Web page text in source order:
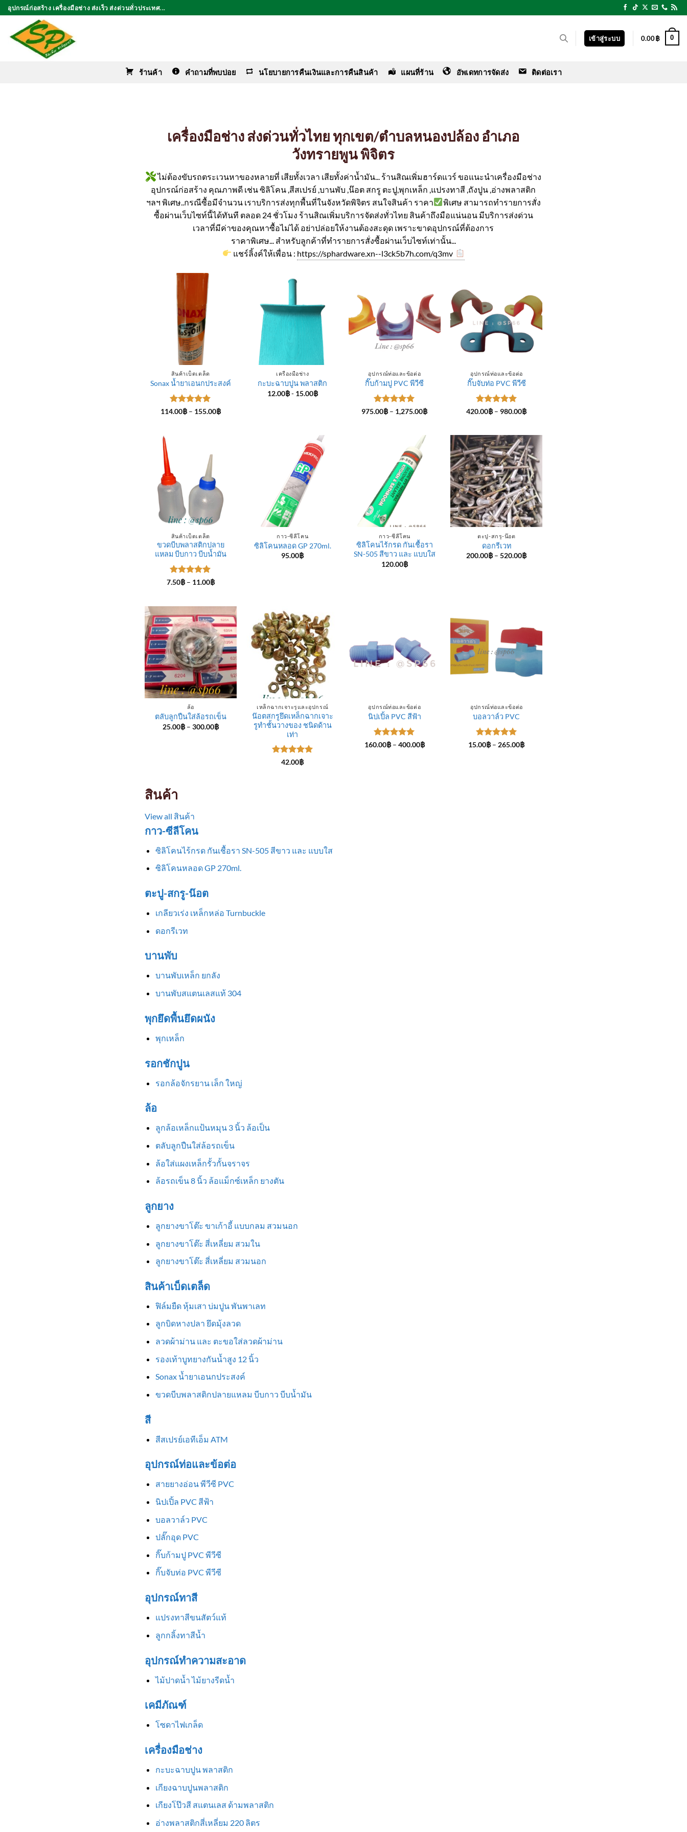
ข้าม
ไป
เนื้อหา
อุปกรณ์ก่อสร้าง เครื่องมือช่าง ส่งเร็ว ส่งด่วนทั่วประเทศ...
เข้าสู่ระบบ 0.00฿ 0
ร้านค้า คำถามที่พบบ่อย นโยบายการคืนเงินและการคืนสินค้า แผนที่ร้าน อัพเดทการจัดส่ง ติดต่อเรา
เครื่องมือช่าง ส่งด่วนทั่วไทย ทุกเขต/ตำบลหนองปล้อง อำเภอ
วังทรายพูน พิจิตร
ไม่ต้องขับรถตระเวนหาของหลายที่ เสียทั้งเวลา เสียทั้งค่าน้ำมัน... ร้านสิณเพิ่มฮาร์ดแวร์ ขอแนะนำเครื่องมือช่าง
อุปกรณ์ก่อสร้าง คุณภาพดี เช่น ซิลิโคน ,สีสเปรย์ ,บานพับ ,น๊อต สกรู ตะปู,พุกเหล็ก ,แปรงทาสี ,ถังปูน ,อ่างพลาสติก
ฯลฯ พิเศษ..กรณีซื้อมีจำนวน เราบริการส่งทุกพื้นที่ในจังหวัดพิจิตร สนใจสินค้า ราคา
พิเศษ สามารถทำรายการสั่ง
ซื้อผ่านเว็บไซท์นี้ได้ทันที ตลอด 24 ชั่วโมง ร้านสิณเพิ่มบริการจัดส่งทั่วไทย สินค้าถึงมือแน่นอน มีบริการส่งด่วน
เวลาที่มีค่าของคุณหาซื้อไม่ได้ อย่าปล่อยให้งานต้องสะดุด เพราะขาดอุปกรณ์ที่ต้องการ
ราคาพิเศษ... สำหรับลูกค้าที่ทำรายการสั่งซื้อผ่านเว็บไซท์เท่านั้น...
แชร์ลิ้งค์ให้เพื่อน : https://sphardware.xn--l3ck5b7h.com/q3mv
สินค้าเบ็ดเตล็ด
Sonax น้ำยาเอนกประสงค์
ให้คะแนน
114.00฿ – 155.00฿Price
เครื่องมือช่าง
กะบะฉาบปูน พลาสติก
12.00฿- 15.00฿
อุปกรณ์ท่อและข้อต่อ
กิ๊บก้ามปู PVC พีวีซี
ให้คะแนน
975.00฿ – 1,275.00฿Price
1,275.00฿
อุปกรณ์ท่อและข้อต่อ
กิ๊บจับท่อ PVC พีวีซี
ให้คะแนน
420.00฿ – 980.00฿Price
980.00฿
สินค้าเบ็ดเตล็ด
ขวดบีบพลาสติกปลาย
แหลม บีบกาว บีบน้ำมัน
ให้คะแนน
7.50฿ – 11.00฿Price
11.00฿
กาว-ซีลีโคน
ซิลิโคนหลอด GP 270ml.
95.00฿
กาว-ซีลีโคน
ซิลิโคนไร้กรด กันเชื้อรา
SN-505 สีขาว และ แบบใส
120.00฿
ตะปู-สกรู-น๊อต
ดอกรีเวท
200.00฿ – 520.00฿Price
ล้อ
ตลับลูกปืนใส่ล้อรถเข็น
25.00฿ – 300.00฿Price
เหล็กฉากเจาะรูและอุปกรณ์
น๊อตสกรูยึดเหล็กฉากเจาะ
รูทำชั้นวางของ ชนิดด้าน
เท่า
ให้คะแนน
42.00฿
อุปกรณ์ท่อและข้อต่อ
นิปเปิ้ล PVC สีฟ้า
ให้คะแนน
160.00฿ – 400.00฿Price
อุปกรณ์ท่อและข้อต่อ
บอลวาล์ว PVC
ให้คะแนน
15.00฿ – 265.00฿Price
สินค้า
View all สินค้า
กาว-ซีลีโคน
ซิลิโคนไร้กรด กันเชื้อรา SN-505 สีขาว และ แบบใส
ซิลิโคนหลอด GP 270ml.
ตะปู-สกรู-น๊อต
เกลียวเร่ง เหล็กหล่อ Turnbuckle
ดอกรีเวท
บานพับ
บานพับเหล็ก ยกลัง
บานพับสแตนเลสแท้ 304
พุกยึดพื้นยึดผนัง
พุกเหล็ก
รอกชักปูน
รอกล้อจักรยาน เล็ก ใหญ่
ล้อ
ลูกล้อเหล็กแป้นหมุน 3 นิ้ว ล้อเป็น
ตลับลูกปืนใส่ล้อรถเข็น
ล้อใส่แผงเหล็กรั้วกั้นจราจร
ล้อรถเข็น 8 นิ้ว ล้อแม็กซ์เหล็ก ยางตัน
ลูกยาง
ลูกยางขาโต๊ะ ขาเก้าอี้ แบบกลม สวมนอก
ลูกยางขาโต๊ะ สี่เหลี่ยม สวมใน
ลูกยางขาโต๊ะ สี่เหลี่ยม สวมนอก
สินค้าเบ็ดเตล็ด
ฟิล์มยืด หุ้มเสา บ่มปูน พันพาเลท
ลูกบิดหางปลา ยึดมุ้งลวด
ลวดผ้าม่าน และ ตะขอใส่ลวดผ้าม่าน
รองเท้าบูทยางกันน้ำสูง 12 นิ้ว
Sonax น้ำยาเอนกประสงค์
ขวดบีบพลาสติกปลายแหลม บีบกาว บีบน้ำมัน
สี
สีสเปรย์เอทีเอ็ม ATM
อุปกรณ์ท่อและข้อต่อ
สายยางอ่อน พีวีซี PVC
นิปเปิ้ล PVC สีฟ้า
บอลวาล์ว PVC
ปลั๊กอุด PVC
กิ๊บก้ามปู PVC พีวีซี
กิ๊บจับท่อ PVC พีวีซี
อุปกรณ์ทาสี
แปรงทาสีขนสัตว์แท้
ลูกกลิ้งทาสีน้ำ
อุปกรณ์ทำความสะอาด
ไม้ปาดน้ำ ไม้ยางรีดน้ำ
เคมีภัณฑ์
โซดาไฟเกล็ด
เครื่องมือช่าง
กะบะฉาบปูน พลาสติก
เกียงฉาบปูนพลาสติก
เกียงโป๊วสี สแตนเลส ด้ามพลาสติก
อ่างพลาสติกสี่เหลี่ยม 220 ลิตร